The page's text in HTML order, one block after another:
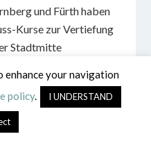
und Fürth haben
Kurse zur Vertiefung
Stadtmitte
enhance your navigation
policy. I UNDERSTAND